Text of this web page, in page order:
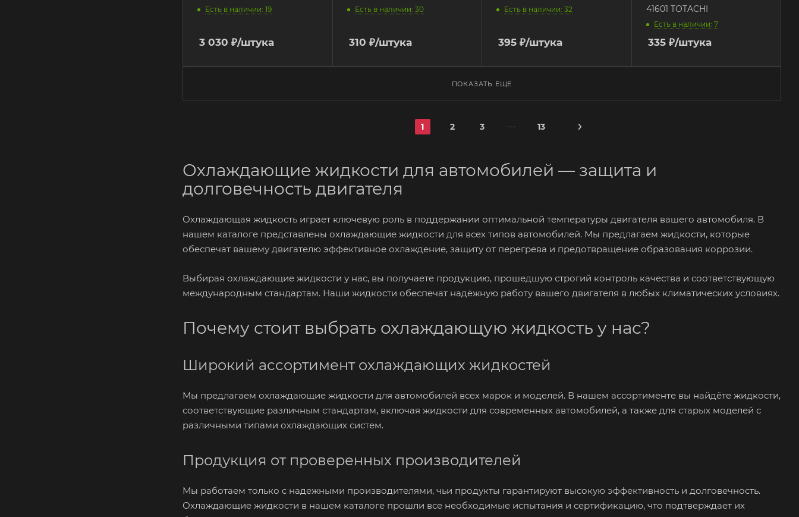
Есть в наличии: 19
3 030 ₽/штука
Есть в наличии: 30
310 ₽/штука
Есть в наличии: 32
395 ₽/штука
41601 TOTACHI
Есть в наличии: 7
335₽/штука
ПОКАЗАТЬ ЕЩЕ
1 2 3 13
Охлаждающие жидкости для автомобилей — защита и
долговечность двигателя
Охлаждающая жидкость играет ключевую роль в поддержании оптимальной температуры двигателя вашего автомобиля. В
нашем каталоге представлены охлаждающие жидкости для всех типов автомобилей. Мы предлагаем жидкости, которые
обеспечат вашему двигателю эффективное охлаждение, защиту от перегрева и предотвращение образования коррозии.
Выбирая охлаждающие жидкости у нас, вы получаете продукцию, прошедшую строгий контроль качества и соответствующую
международным стандартам. Наши жидкости обеспечат надёжную работу вашего двигателя в любых климатических условиях.
Почему стоит выбрать охлаждающую жидкость у нас?
Широкий ассортимент охлаждающих жидкостей
Мы предлагаем охлаждающие жидкости для автомобилей всех марок и моделей. В нашем ассортименте вы найдёте жидкости,
соответствующие различным стандартам, включая жидкости для современных автомобилей, а также для старых моделей с
различными типами охлаждающих систем.
Продукция от проверенных производителей
Мы работаем только с надежными производителями, чьи продукты гарантируют высокую эффективность и долговечность.
Охлаждающие жидкости в нашем каталоге прошли все необходимые испытания и сертификацию, что подтверждает их